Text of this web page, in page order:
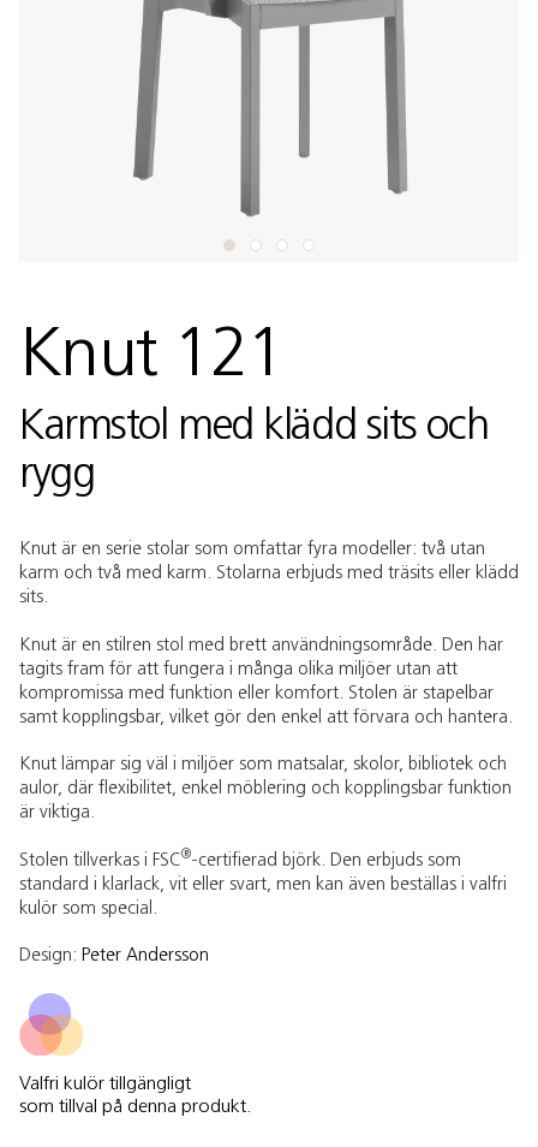
Knut 121
Karmstol med klädd sits och
rygg
Knut är en serie stolar som omfattar fyra modeller: två utan
karm och två med karm. Stolarna erbjuds med träsits eller klädd
sits.
Knut är en stilren stol med brett användningsområde. Den har
tagits fram för att fungera i många olika miljöer utan att
kompromissa med funktion eller komfort. Stolen är stapelbar
samt kopplingsbar, vilket gör den enkel att förvara och hantera.
Knut lämpar sig väl i miljöer som matsalar, skolor, bibliotek och
aulor, där flexibilitet, enkel möblering och kopplingsbar funktion
är viktiga.
Stolen tillverkas i FSC®-certifierad björk. Den erbjuds som
standard i klarlack, vit eller svart, men kan även beställas i valfri
kulör som special.
Design: Peter Andersson
Valfri kulör tillgängligt
som tillval på denna produkt.